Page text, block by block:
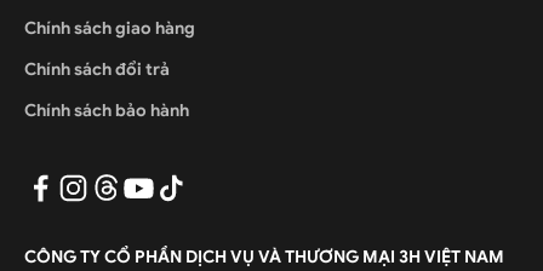
Chính sách giao hàng
Chính sách đổi trả
Chính sách bảo hành
CÔNG TY CỔ PHẦN DỊCH VỤ VÀ THƯƠNG MẠI 3H VIỆT NAM